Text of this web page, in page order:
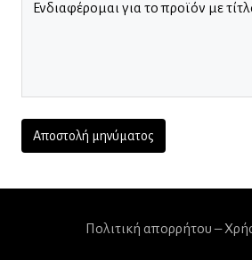
Πολιτική απορρήτου –